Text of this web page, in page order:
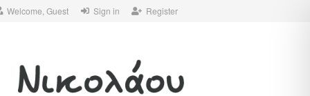
Welcome, Guest Sign in Register